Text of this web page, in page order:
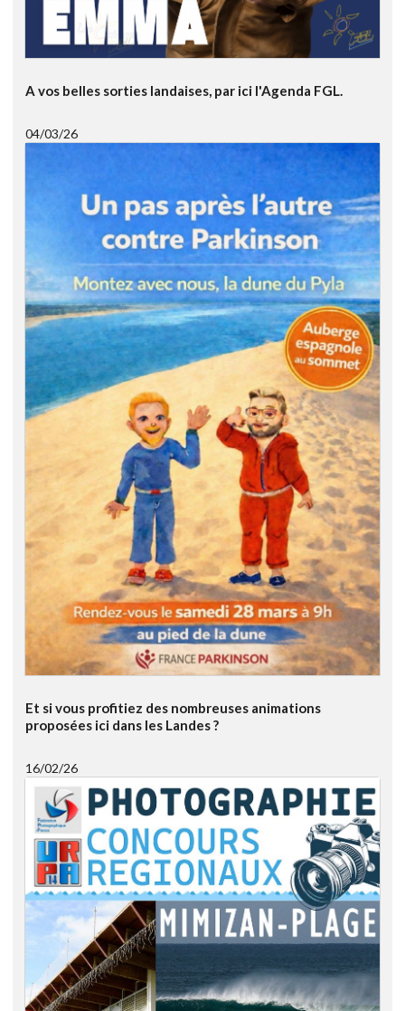
A vos belles sorties landaises, par ici l'Agenda FGL.
04/03/26
Et si vous profitiez des nombreuses animations
proposées ici dans les Landes ?
16/02/26